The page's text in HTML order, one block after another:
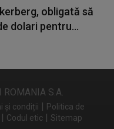
obligată să
dolari pentru...
S.A.
și condiții | Politica de
| Codul etic | Sitemap